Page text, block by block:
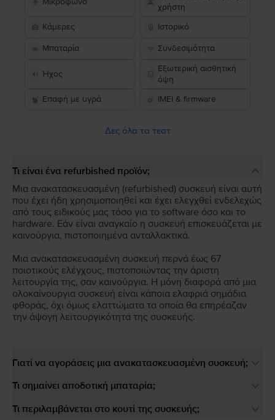
χρήστη
Κάμερες
Ιστορικό
Μπαταρία Συνδεσιμότητα
Ήχος
Εξωτερική αισθητική
όψη
Επαφή με υγρά
IMEI & firmware
Δες όλα τα τεστ
Τι είναι ένα refurbished προϊόν;
Μια ανακατασκευασμένη (refurbished) συσκευή είναι αυτή
που έχει ήδη χρησιμοποιηθεί και έχει ελεγχθεί ενδελεχώς
από τους ειδικούς μας τόσο για το software όσο και το
hardware. Εάν είναι αναγκαίο η συσκευή επισκευάζεται με
καινούργια, πιστοποιημένα ανταλλακτικά.
Μια ανακατασκευασμένη συσκευή περνά έως 67
ποιοτικούς ελέγχους, πιστοποιώντας την άριστη
λειτουργία της, σαν καινούργια. Η μόνη διαφορά από μια
ολοκαίνουργια συσκευή είναι κάποια ελαφριά σημάδια
φθοράς, όχι όμως ελαττώματα τα οποία θα επηρέαζαν
την άψογη λειτουργικότητα της συσκευής.
Γιατί να αγοράσεις μια ανακατασκευασμένη συσκευή;
Τι σημαίνει αποδοτική μπαταρία;
Τι περιλαμβάνεται στο κουτί της συσκευής;